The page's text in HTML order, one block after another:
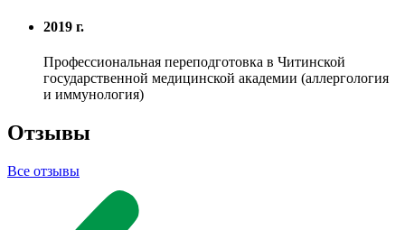
2019 г.
Профессиональная переподготовка в Читинской
государственной медицинской академии (аллергология
и иммунология)
Отзывы
Все отзывы